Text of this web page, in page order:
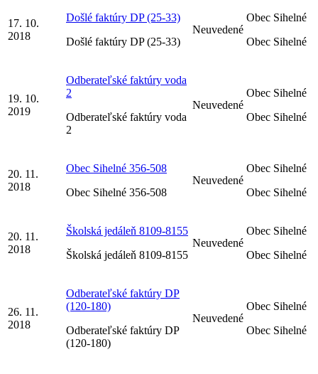
17. 10.
2018
Došlé faktúry DP (25-33)
Došlé faktúry DP (25-33)
Neuvedené
Obec Sihelné
Obec Sihelné
19. 10.
2019
Odberateľské faktúry voda
2
Odberateľské faktúry voda
2
Neuvedené
Obec Sihelné
Obec Sihelné
20. 11.
2018
Obec Sihelné 356-508
Obec Sihelné 356-508
Neuvedené
Obec Sihelné
Obec Sihelné
20. 11.
2018
Školská jedáleň 8109-8155
Školská jedáleň 8109-8155
Neuvedené
Obec Sihelné
Obec Sihelné
26. 11.
2018
Odberateľské faktúry DP
(120-180)
Odberateľské faktúry DP
(120-180)
Neuvedené
Obec Sihelné
Obec Sihelné